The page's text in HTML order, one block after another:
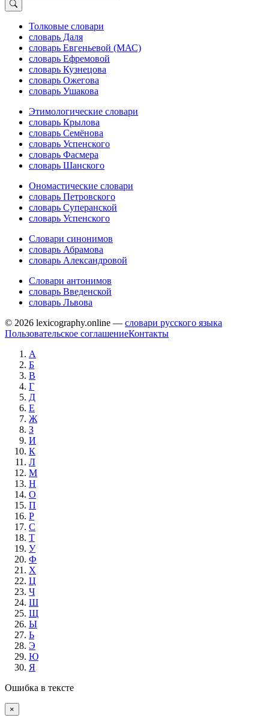
Толковые словари
словарь Даля
словарь Евгеньевой (МАС)
словарь Ефремовой
словарь Кузнецова
словарь Ожегова
словарь Ушакова
Этимологические словари
словарь Крылова
словарь Семёнова
словарь Успенского
словарь Фасмера
словарь Шанского
Ономастические словари
словарь Петровского
словарь Суперанской
словарь Успенского
Словари синонимов
словарь Абрамова
словарь Александровой
Словари антонимов
словарь Введенской
словарь Львова
© 2026 lexicography.online — словари русского языка
Пользовательское соглашениеКонтакты
А
Б
В
Г
Д
Е
Ж
З
И
К
Л
М
Н
О
П
Р
С
Т
У
Ф
Х
Ц
Ч
Ш
Щ
Ы
Ь
Э
Ю
Я
Ошибка в тексте
×